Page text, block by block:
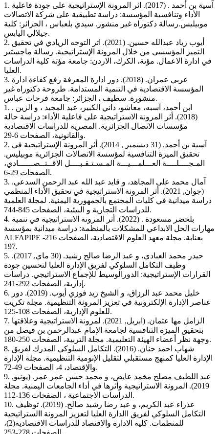
1. آسية بن أحمد . (2017). اثر المرونة الإستراتيجية على جودة فاعلية
الأداء وتنافسية المؤسسة: دراسة تطبيقية على شركة الاتصالات
موبيليس.رسالة دكتوراه غير منشور. سيدي بلعباس ، الجزائر: كلية
جيلالي اليابس.
2. أيوب زیاد عبدالله حسين. (2021). اتر التوجه الريادي في تحقيق
التميز المؤسسي من خلال المرونة الإستراتيجية. رسالة ماجستير
في ادارة الاعمال. مؤتة، الكرك، الاردن: جامعة مؤتة كلية الدراسات
العليا.
3. عربي عمران. (2018). دور ادارة المعرفة رفع كفاءة ادارة
المؤسسة الاقتصادية في التنمية المستدامة. طروحة دكتوراه غير
منشورة. سطيف ، الجزائر: جامعة فرحات عباس.
1. ابن أحمد، آسبه، معاشو، داني الكبير، عبد المجيد ، و الزين .
(2018). أثر المرونة الاستراتيجية على فاعلية الأداء: دراسة حالة
مؤسسات الاتصال الجزائرية. المصرية للدراسات الاقتصادية
والقانونية، الصفحات 6-29.
2. آسية بن أحمد. (31 ديسمبر , 2014). أثر المرونة الإستراتيجية في
تحقيق الميزة التنافسية لمؤسسة الاتصالات الجزائرية موبيليس.
المـجــــلــــة العـــلمـــيـــة المـسـتـقـبــــل الاقــتــصــــــادي،
الصفحات 29-6.
3. آمال محمد على المجاهد، و قايد عبد الله عبد الرحمن السدعي.
(جوان, 2021). أثر المرونة الاستراتيجية في تحقيق الأداء المنظمي
دراسة ميدانية في كليات المجتمع بالجمهورية اليمنية. لمجلة العلمية
للدراسات التجارية و البيئية، الصفحات 845-744.
4. بلخضر مسعودة . (2022). أثر المرونة الاستراتيجية في تنمية
مهارات الحل الابداعي للمشكلات بالمنظمة: دراسة ميدانية بمؤسسة
ALFAPIPE بعنابة. مجلة معهد العلوم الاقتصادية، الصفحات 216-
197.
5. حيدر محمد العبادي، و عبد الرضا صالح رشید. (30 ماي, 2017).
وظيف التكامل السلوكي لفريق الإدارة العليا لتحسين جودة
القرارات الإستراتيجية: الدورالوسيط للإجماع الاستراتيجي. دراسات
إدارية، الصفحات 292-241.
6. خليل محمد عبد الرزاق، و الشيخ زيد فوزي أيوب. (2019). دور
عناصر الإدارة الإلكترونية في تعزيز المرونة التنظيمية. مجلة تكريت
للعلوم الإدارية، الصفحات 108-125.
7. الزامل مها عثمان. (ابريل, 2021). لمرونة الاستراتيجية وعلاقتها
بتحقيق الميزة التنافسية لجامعة الإمام عبدالرحمن بن فيصل من
وجهة نظر أعضاء الهيئة التعليمية. مجلة التربية، الصفحات 250-180.
8. شهاب احمد جنان. (2016). التكامل السلوكي المدرك لفريق
الإدارة العليا كمنهج مستقبلي لتقليل الإنومية التنظيمية. مجلة الإدارة
والإقتصاد، 4، الصفحات 49-72.
9. عبد اللطيف مصلح مخمد عايض، و محمد حسن عمر عمر. (يونيو,
2019). المرونة الاستراتيجية وأثرها في أداء الجامعات اليمنية. مجلة
الدراسات الاجتماعية ، الصفحات 136-112.
10. عذراء عبد الكريم، و عبد رضا رشيد صالح. (2019). توظيف
التكامل السلوكي لفريق االدارة العليا لتعزيز المرونة االستراتيجية
للمنظمات. كلية الادارة والاقتصاد للدراسات الاقتصادية(2)،
الصفحات 278-253.